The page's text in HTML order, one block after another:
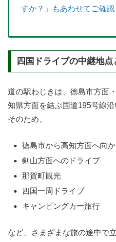
すか？」もあわせてご確認
四国ドライブの中継地点
道の駅わじきは、徳島市方面
知県方面を結ぶ国道195号線沿
そのため、
徳島市から高知方面へ向
剣山方面へのドライブ
那賀町観光
四国一周ドライブ
キャンピングカー旅行
など、さまざまな旅の途中で